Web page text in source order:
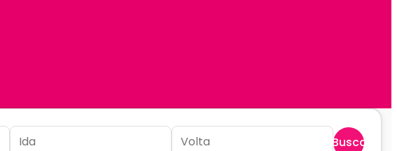
Buscar